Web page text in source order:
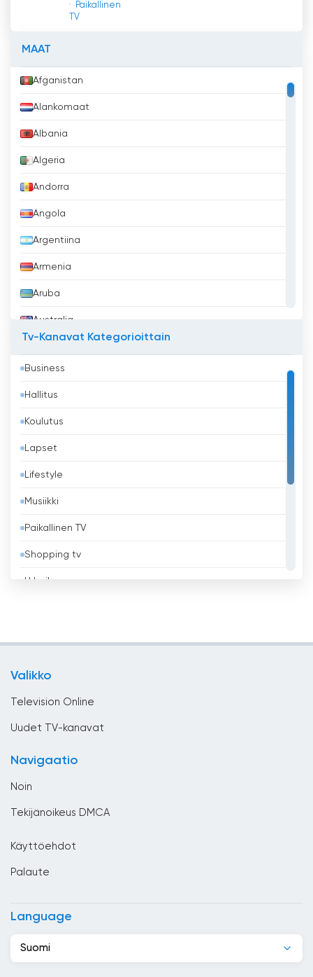
Paikallinen
TV
MAAT
Afganistan
Alankomaat
Albania
Algeria
Andorra
Angola
Argentiina
Armenia
Aruba
Australia
Bahrain
Bangladesh
Barbados
Belgia
Belize
Benin
Bhutan
Bolivia
El Salvador
Tv-Kanavat Kategorioittain
Business
Hallitus
Koulutus
Lapset
Lifestyle
Musiikki
Paikallinen TV
Shopping tv
Urheilu
Valikko
Television Online
Uudet TV-kanavat
Navigaatio
Noin
Tekijänoikeus DMCA
Käyttöehdot
Palaute
Language
Suomi